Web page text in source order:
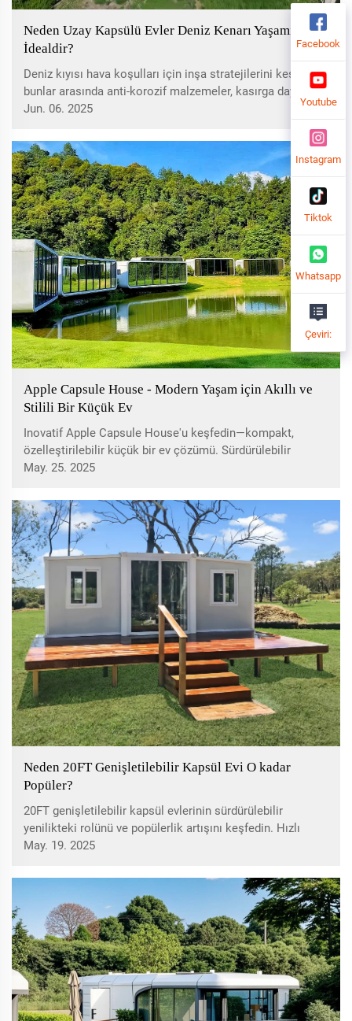
Neden Uzay Kapsülü Evler Deniz Kenarı Yaşamı İçin
İdealdir?
Deniz kıyısı hava koşulları için inşa stratejilerini keşfedin,
bunlar arasında anti-korozif malzemeler, kasırga dayanıklı
mühendislik ve sel-e Dayanıklı tasarımlar bulunurken,
vurgu yapılıyor.
Jun. 06. 2025
Apple Capsule House - Modern Yaşam için Akıllı ve
Stilili Bir Küçük Ev
Inovatif Apple Capsule House'u keşfedin—kompakt,
özelleştirilebilir küçük bir ev çözümü. Sürdürülebilir
mimari ve esnek iç mekan seçenekleriyle modern yaşamı
teknoloji, enerji verimliliği ve uyumlu tasarım ile şehirsel
konut zorluklarına yanıt veren bu yapıyı inceleyin.
May. 25. 2025
Neden 20FT Genişletilebilir Kapsül Evi O kadar
Popüler?
20FT genişletilebilir kapsül evlerinin sürdürülebilir
yenilikteki rolünü ve popülerlik artışını keşfedin. Hızlı
kurulum, maliyet etkinliği ve modern konut eğilimlerine
alıcılar için ideal olan çevreci evler hakkında bilgi edinin.
May. 19. 2025
Facebook
Youtube
Instagram
Tiktok
Whatsapp
Çeviri: